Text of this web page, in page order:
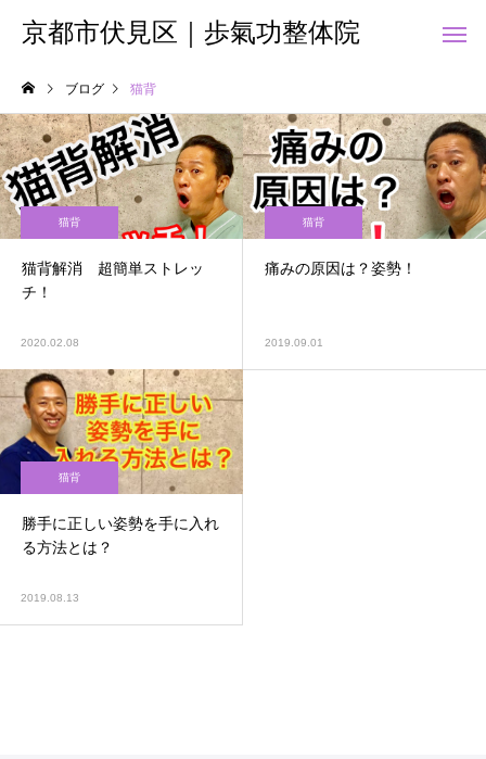
京都市伏見区｜歩氣功整体院
猫背
ブログ 猫背
猫背
猫背解消 超簡単ストレッ
チ！
2020.02.08
猫背
痛みの原因は？姿勢！
2019.09.01
猫背
勝手に正しい姿勢を手に入れ
る方法とは？
2019.08.13